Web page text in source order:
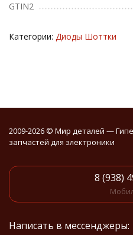
GTIN2
Категории: Диоды Шоттки
2009-2026 © Мир деталей —
запчастей для электроники
8 (938)
Написать в мессенджеры: